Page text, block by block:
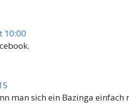
10:00
man sich ein Bazinga einfach